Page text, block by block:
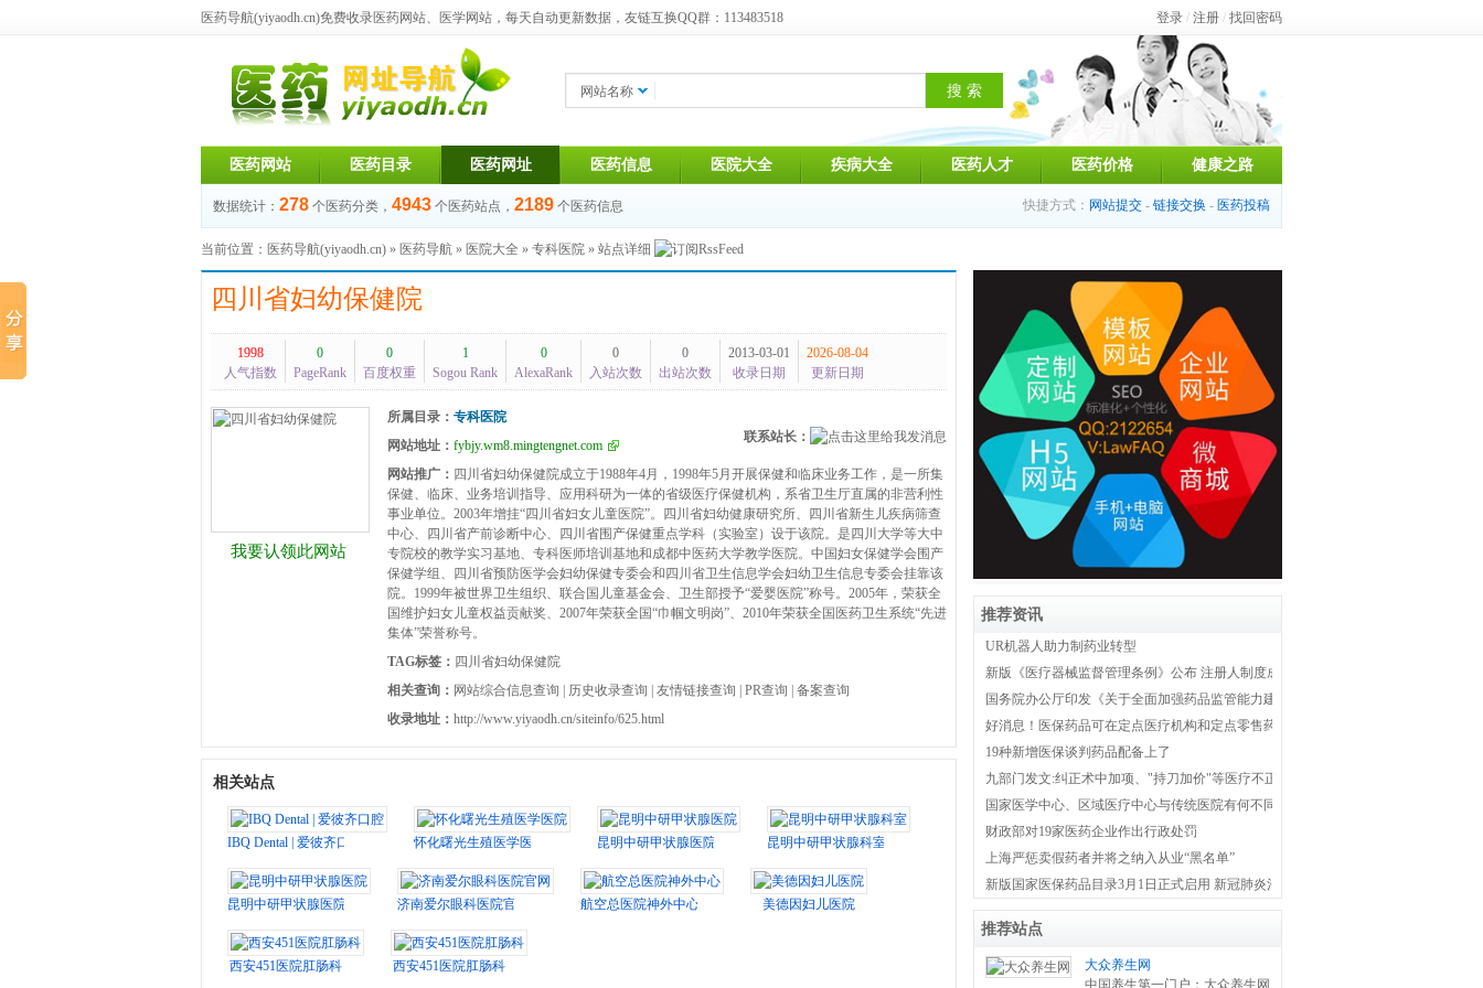
医药导航(yiyaodh.cn)免费收录医药网站、医学网站，每天自动更新数据，友链互换QQ群：113483518 登录 / 注册 / 找回密码
网站名称
医药网站 医药目录 医药网址 医药信息 医院大全 疾病大全 医药人才 医药价格 健康之路
数据统计： 278 个医药分类， 4943 个医药站点， 2189 个医药信息 快捷方式： 网站提交 - 链接交换 - 医药投稿
当前位置： 医药导航(yiyaodh.cn) » 医药导航 » 医院大全 » 专科医院 » 站点详细
四川省妇幼保健院
1998
人气指数
0
PageRank
0
百度权重
1
Sogou Rank
0
AlexaRank
0
入站次数
0
出站次数
2013-03-01
收录日期
2026-08-04
更新日期
我要认领此网站
所属目录： 专科医院
联系站长：
网站地址： fybjy.wm8.mingtengnet.com
网站推广： 四川省妇幼保健院成立于1988年4月，1998年5月开展保健和临床业务工作，是一所集
保健、临床、业务培训指导、应用科研为一体的省级医疗保健机构，系省卫生厅直属的非营利性
事业单位。2003年增挂“四川省妇女儿童医院”。四川省妇幼健康研究所、四川省新生儿疾病筛查
中心、四川省产前诊断中心、四川省围产保健重点学科（实验室）设于该院。是四川大学等大中
专院校的教学实习基地、专科医师培训基地和成都中医药大学教学医院。中国妇女保健学会围产
保健学组、四川省预防医学会妇幼保健专委会和四川省卫生信息学会妇幼卫生信息专委会挂靠该
院。1999年被世界卫生组织、联合国儿童基金会、卫生部授予“爱婴医院”称号。2005年，荣获全
国维护妇女儿童权益贡献奖、2007年荣获全国“巾帼文明岗”、2010年荣获全国医药卫生系统“先进
集体”荣誉称号。
TAG标签： 四川省妇幼保健院
相关查询： 网站综合信息查询 历史收录查询 友情链接查询 PR查询
备案查询
收录地址： http://www.yiyaodh.cn/siteinfo/625.html
相关站点
IBQ Dental | 爱彼齐口腔 怀化曙光生殖医学医院 昆明中研甲状腺医院 昆明中研甲状腺科室
昆明中研甲状腺医院 济南爱尔眼科医院官网 航空总医院神外中心 美德因妇儿医院
西安451医院肛肠科 西安451医院肛肠科
推荐资讯
UR机器人助力制药业转型
新版《医疗器械监督管理条例》公布 注册人制度成为新监管体系主线
国务院办公厅印发《关于全面加强药品监管能力建设的实施意见》
好消息！医保药品可在定点医疗机构和定点零售药店双通道购买
19种新增医保谈判药品配备上了
九部门发文:纠正术中加项、"持刀加价"等医疗不正之风
国家医学中心、区域医疗中心与传统医院有何不同？国家卫健委权威解答！
财政部对19家医药企业作出行政处罚
上海严惩卖假药者并将之纳入从业“黑名单”
新版国家医保药品目录3月1日正式启用 新冠肺炎治疗药品全部纳入医保
推荐站点
大众养生网
中国养生第一门户：大众养生网